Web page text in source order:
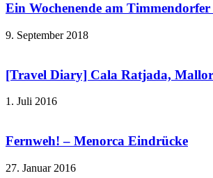
Ein Wochenende am
9. September 2018
[Travel Diary] Cala Ratjada,
1. Juli 2016
Fernweh! – Menorca Eindrücke
27. Januar 2016